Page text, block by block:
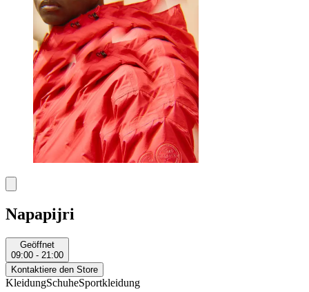
Napapijri
Geöffnet
09:00 - 21:00
Kontaktiere den Store
KleidungSchuheSportkleidung